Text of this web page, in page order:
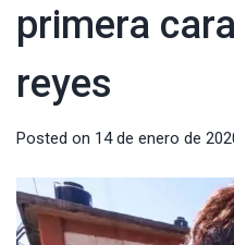
primera
reyes
Posted on 14 de enero de